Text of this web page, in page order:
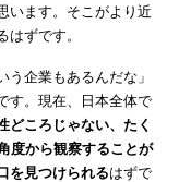
います。そこがより近
ずです。
企業もあるんだな」
す。現在、日本全体で
どころじゃない、たく
度から観察することが
を見つけられるはずで